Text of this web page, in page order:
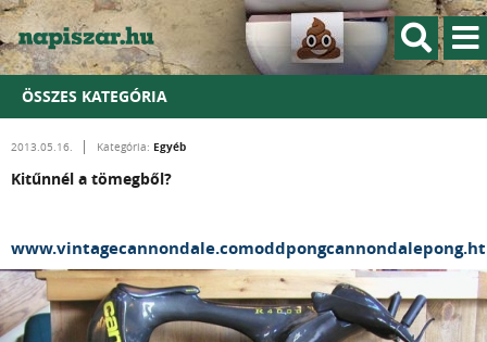
ÖSSZES KATEGÓRIA
2013.05.16. Kategória: Egyéb
Kitűnnél a tömegből?